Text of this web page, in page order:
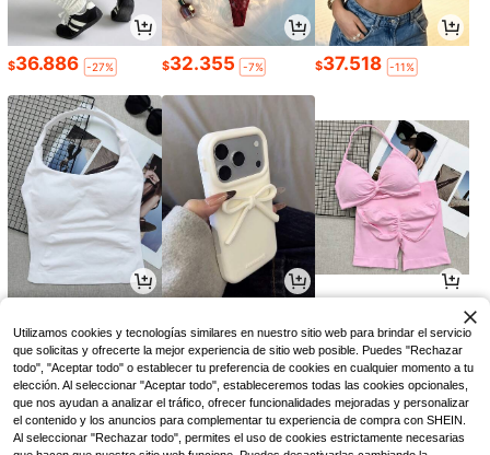
$36.886 -27% $32.355 -7% $37.518 -11%
Utilizamos cookies y tecnologías similares en nuestro sitio web para brindar el servicio
que solicitas y ofrecerte la mejor experiencia de sitio web posible. Puedes "Rechazar
todo", "Aceptar todo" o establecer tu preferencia de cookies en cualquier momento a tu
elección. Al seleccionar "Aceptar todo", estableceremos todas las cookies opcionales,
que nos ayudan a analizar el tráfico, ofrecer funcionalidades mejoradas y personalizar
el contenido y los anuncios para complementar tu experiencia de compra con SHEIN.
Al seleccionar "Rechazar todo", permites el uso de cookies estrictamente necesarias